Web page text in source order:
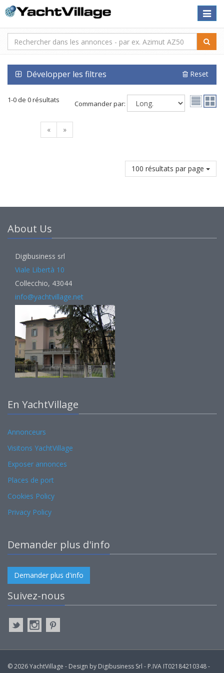
Toggle
Développer les filtres Reset
1-0 de 0 résultats Commander par:
« »
100 résultats par page
About Us
Digibusiness srl
Viale Libertà 10
Collecchio, 43044
info@yachtvillage.net
En YachtVillage
Annonceurs
Visitons YachtVillage
Exposer annonces
Places de port
Cookies Policy
Privacy Policy
Demander plus d'info
Demander plus d'info
Suivez-nous
© 2026 YachtVillage - Design by Digibusiness Srl - P.IVA IT02184210348 -